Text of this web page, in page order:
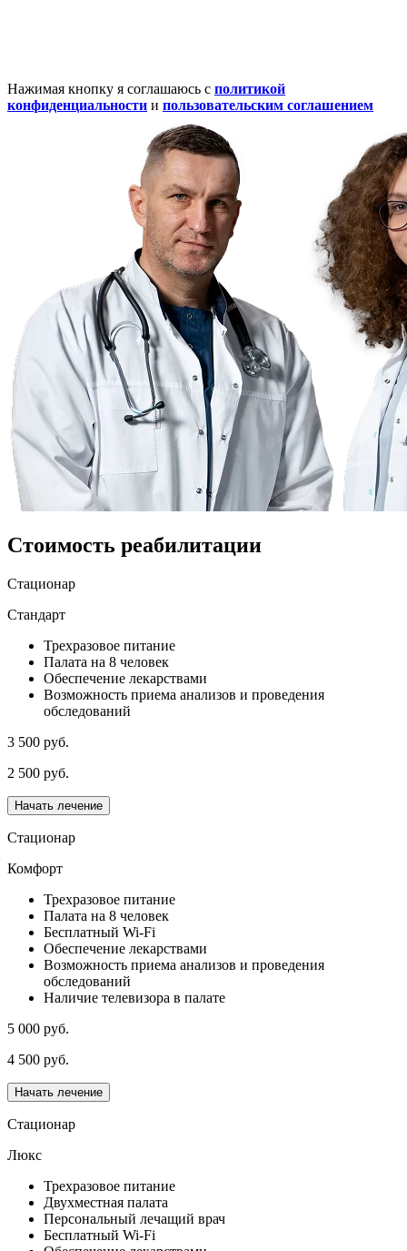
Нажимая кнопку я соглашаюсь с политикой
конфиденциальности и пользовательским соглашением
Стоимость реабилитации
Стационар
Стандарт
Трехразовое питание
Палата на 8 человек
Обеспечение лекарствами
Возможность приема анализов и проведения
обследований
3 500 руб.
2 500 руб.
Начать лечение
Стационар
Комфорт
Трехразовое питание
Палата на 8 человек
Бесплатный Wi-Fi
Обеспечение лекарствами
Возможность приема анализов и проведения
обследований
Наличие телевизора в палате
5 000 руб.
4 500 руб.
Начать лечение
Стационар
Люкс
Трехразовое питание
Двухместная палата
Персональный лечащий врач
Бесплатный Wi-Fi